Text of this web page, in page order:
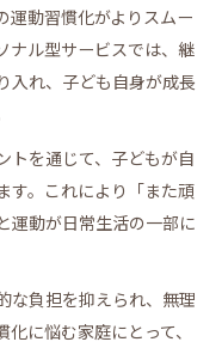
運動習慣化がよりスムー
ナル型サービスでは、継
入れ、子ども自身が成長
トを通じて、子どもが自
す。これにより「また頑
運動が日常生活の一部に
な負担を抑えられ、無理
に悩む家庭にとって、